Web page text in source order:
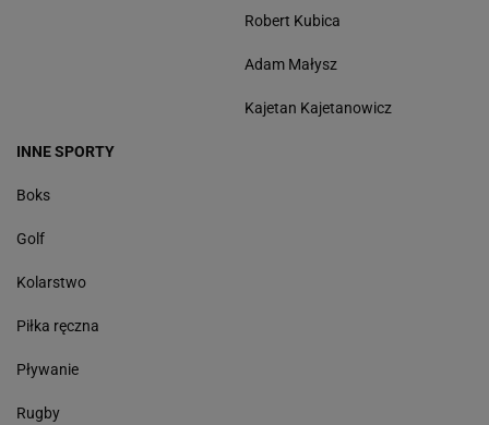
Robert Kubica
Adam Małysz
Kajetan Kajetanowicz
INNE SPORTY
Boks
Golf
Kolarstwo
Piłka ręczna
Pływanie
Rugby